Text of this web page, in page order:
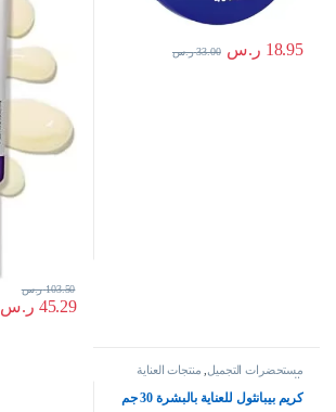
18.95 ر.س 33.00 ر.س
45.29 ر.س
103.50 ر.س
مستحضرات التجميل منتجات العناية
بالبشرة
كريم بيبانثول للعناية بالبشرة 30 جم